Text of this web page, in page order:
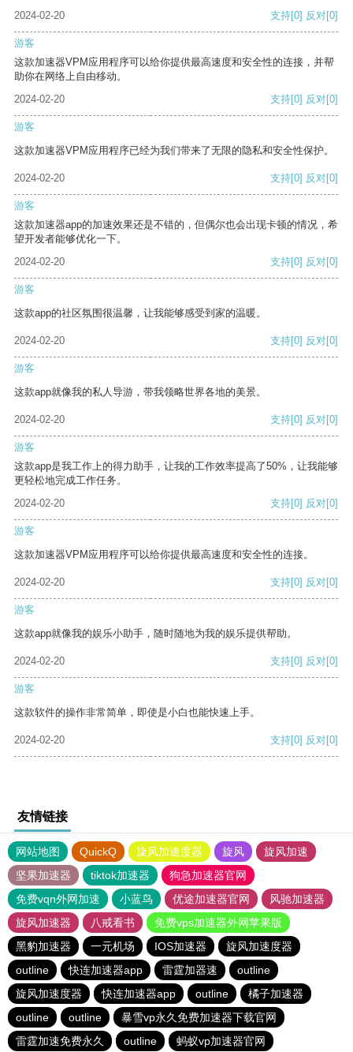
2024-02-20
支持[0] 反对[0]
游客
这款加速器VPM应用程序可以给你提供最高速度和安全性的连接，并帮
助你在网络上自由移动。
2024-02-20
支持[0] 反对[0]
游客
这款加速器VPM应用程序已经为我们带来了无限的隐私和安全性保护。
2024-02-20 支持[0] 反对[0]
游客
这款加速器app的加速效果还是不错的，但偶尔也会出现卡顿的情况，希
望开发者能够优化一下。
2024-02-20
支持[0] 反对[0]
游客
这款app的社区氛围很温馨，让我能够感受到家的温暖。
2024-02-20 支持[0] 反对[0]
游客
这款app就像我的私人导游，带我领略世界各地的美景。
2024-02-20 支持[0] 反对[0]
游客
这款app是我工作上的得力助手，让我的工作效率提高了50%，让我能够
更轻松地完成工作任务。
2024-02-20
支持[0] 反对[0]
游客
这款加速器VPM应用程序可以给你提供最高速度和安全性的连接。
2024-02-20 支持[0] 反对[0]
游客
这款app就像我的娱乐小助手，随时随地为我的娱乐提供帮助。
2024-02-20 支持[0] 反对[0]
游客
这款软件的操作非常简单，即使是小白也能快速上手。
2024-02-20 支持[0] 反对[0]
友情链接
网站地图 QuickQ 旋风加速度器 旋风
旋风加速
坚果加速器
tiktok加速器
狗急加速器官网
免费vqn外网加速
小蓝鸟 优途加速器官网
风驰加速器
旋风加速器
八戒看书
免费vps加速器外网苹果版
黑豹加速器
一元机场 IOS加速器
旋风加速度器
outline
快连加速器app 雷霆加器速
outline
旋风加速度器
快连加速器app outline
橘子加速器
outline
outline
暴雪vp永久免费加速器下载官网
雷霆加速免费永久
outline 蚂蚁vp加速器官网